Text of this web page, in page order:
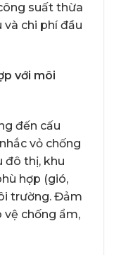
suất thừa
và chi phí đầu
với môi
đến cấu
vỏ chống
đô thị, khu
hợp (gió,
trường. Đảm
chống ẩm,